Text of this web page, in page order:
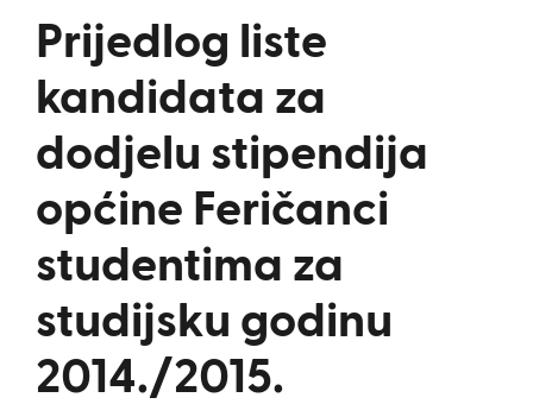
Prijedlog liste
kandidata za
dodjelu stipendija
općine Feričanci
studentima za
studijsku godinu
2014./2015.